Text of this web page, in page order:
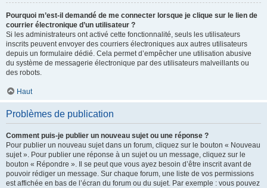
Pourquoi m’est-il demandé de me connecter lorsque je clique sur le lien de
courrier électronique d’un utilisateur ?
Si les administrateurs ont activé cette fonctionnalité, seuls les utilisateurs
inscrits peuvent envoyer des courriers électroniques aux autres utilisateurs
depuis un formulaire dédié. Cela permet d’empêcher une utilisation abusive
du système de messagerie électronique par des utilisateurs malveillants ou
des robots.
Haut
Problèmes de publication
Comment puis-je publier un nouveau sujet ou une réponse ?
Pour publier un nouveau sujet dans un forum, cliquez sur le bouton « Nouveau
sujet ». Pour publier une réponse à un sujet ou un message, cliquez sur le
bouton « Répondre ». Il se peut que vous ayez besoin d’être inscrit avant de
pouvoir rédiger un message. Sur chaque forum, une liste de vos permissions
est affichée en bas de l’écran du forum ou du sujet. Par exemple : vous pouvez